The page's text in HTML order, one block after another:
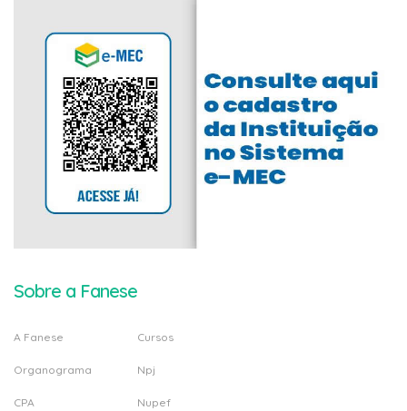
Sobre a Fanese
A Fanese
Organograma
CPA
Cursos
Npj
Nupef